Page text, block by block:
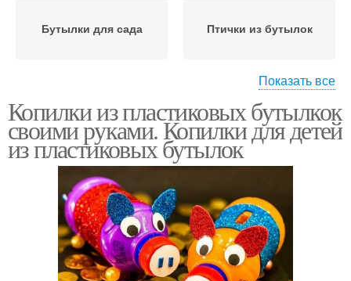
Бутылки для сада Птички из бутылок
Пластиковые бутылки
Поделка из
пластиковой бутылки
Бутылки для детского
сада
пластиковых бутылок
Игрушки из
Игрушка из
Показать все
Копилки из пластиковых бутылкок
своими руками. Копилки для детей
из пластиковых бутылок